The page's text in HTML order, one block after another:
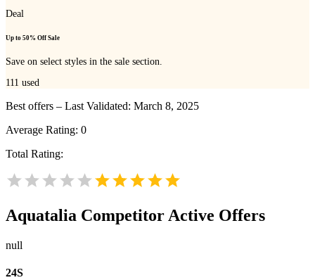
Deal
Up to 50% Off Sale
Save on select styles in the sale section.
111 used
Best offers – Last Validated: March 8, 2025
Average Rating: 0
Total Rating:
Aquatalia Competitor Active Offers
null
24S